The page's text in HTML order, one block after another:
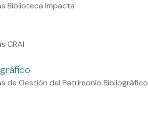
Biblioteca Impacta
CRAI
de Gestión del Patrimonio Bibliográfico